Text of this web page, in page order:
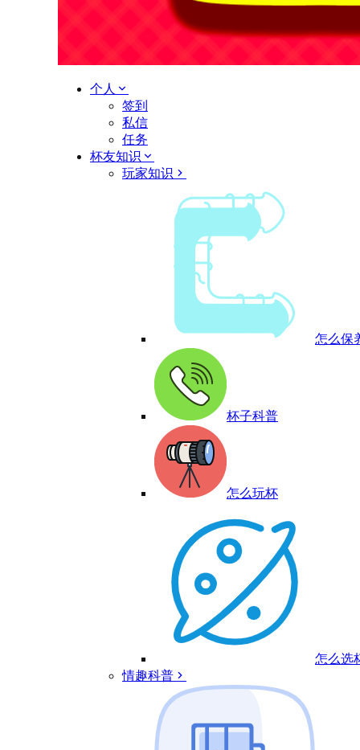
个人
签到
私信
任务
杯友知识
玩家知识
怎么保
杯子科普
怎么玩杯
怎么选
情趣科普